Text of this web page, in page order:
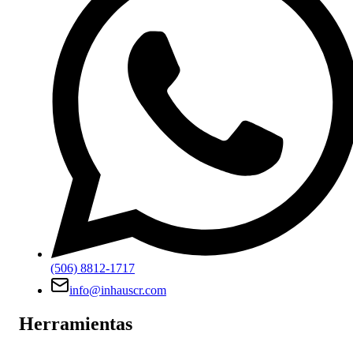
(506) 8812-1717
info@inhauscr.com
Herramientas